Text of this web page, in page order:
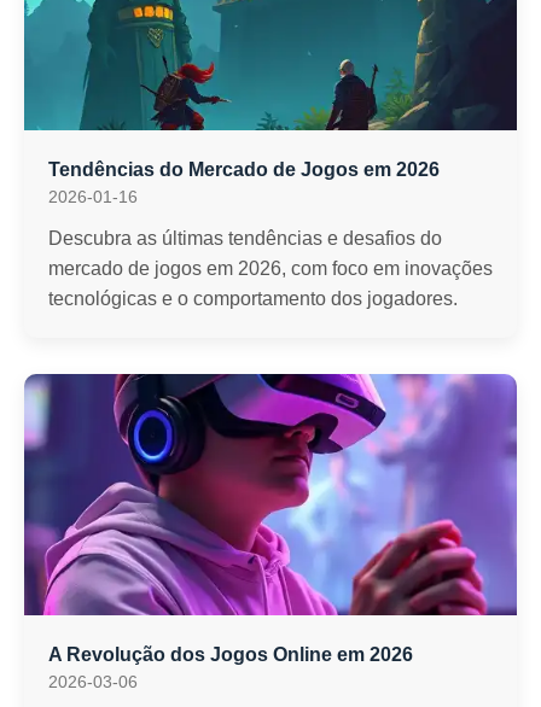
Tendências do Mercado de Jogos em 2026
2026-01-16
Descubra as últimas tendências e desafios do
mercado de jogos em 2026, com foco em inovações
tecnológicas e o comportamento dos jogadores.
A Revolução dos Jogos Online em 2026
2026-03-06